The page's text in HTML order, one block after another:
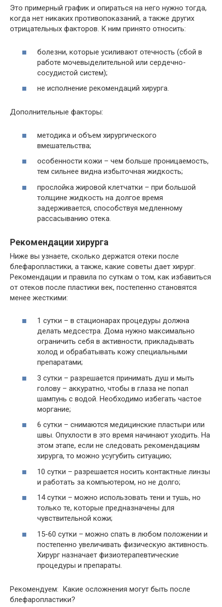
Это примерный график и опираться на него нужно тогда,
когда нет никаких противопоказаний, а также других
отрицательных факторов. К ним принято относить:
болезни, которые усиливают отечность (сбой в
работе мочевыделительной или сердечно-
сосудистой систем);
не исполнение рекомендаций хирурга.
Дополнительные факторы:
методика и объем хирургического
вмешательства;
особенности кожи – чем больше проницаемость,
тем сильнее видна избыточная жидкость;
прослойка жировой клетчатки – при большой
толщине жидкость на долгое время
задерживается, способствуя медленному
рассасыванию отека.
Рекомендации хирурга
Ниже вы узнаете, сколько держатся отеки после
блефаропластики, а также, какие советы дает хирург.
Рекомендации и правила по суткам о том, как избавиться
от отеков после пластики век, постепенно становятся
менее жесткими:
1 сутки – в стационарах процедуры должна
делать медсестра. Дома нужно максимально
ограничить себя в активности, прикладывать
холод и обрабатывать кожу специальными
препаратами;
3 сутки – разрешается принимать душ и мыть
голову – аккуратно, чтобы в глаза не попал
шампунь с водой. Необходимо избегать частое
моргание;
6 сутки – снимаются медицинские пластыри или
швы. Опухлости в это время начинают уходить. На
этом этапе, если не следовать рекомендациям
хирурга, то можно усугубить ситуацию;
10 сутки – разрешается носить контактные линзы
и работать за компьютером, но не долго;
14 сутки – можно использовать тени и тушь, но
только те, которые предназначены для
чувствительной кожи;
15-60 сутки – можно спать в любом положении и
постепенно увеличивать физическую активность.
Хирург назначает физиотерапевтические
процедуры и препараты.
Рекомендуем: Какие осложнения могут быть после
блефаропластики?